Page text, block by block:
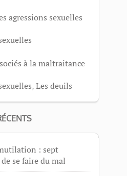
agressions sexuelles
à la maltraitance
,Les deuils
: sept
se faire du mal